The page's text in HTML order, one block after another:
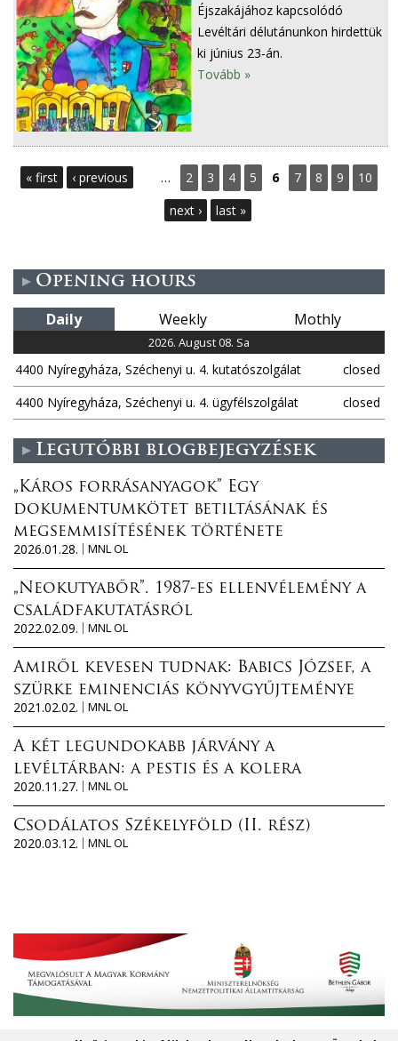
Éjszakájához kapcsolódó
Levéltári délutánunkon hirdettük
ki június 23-án.
Tovább »
P
e
s
« first ‹ previous … 2 3 4 5 6 7 8 9
10
next ›
last »
Opening hours
Daily Weekly Mothly
2026. August 08. Sa
4400 Nyíregyháza, Széchenyi u. 4. kutatószolgálat
closed
4400 Nyíregyháza, Széchenyi u. 4. ügyfélszolgálat
closed
Legutóbbi blogbejegyzések
„Káros forrásanyagok” Egy
dokumentumkötet betiltásának és
megsemmisítésének története
2026.01.28.
MNL OL
„Neokutyabőr”. 1987-es ellenvélemény a
családfakutatásról
2022.02.09.
MNL OL
Amiről kevesen tudnak: Babics József, a
szürke eminenciás könyvgyűjteménye
2021.02.02.
MNL OL
A két legundokabb járvány a
levéltárban: a pestis és a kolera
2020.11.27.
MNL OL
Csodálatos Székelyföld (II. rész)
2020.03.12.
MNL OL